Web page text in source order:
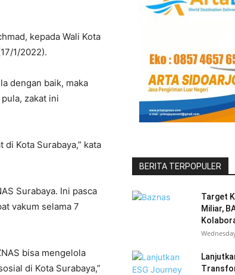
kepada Wali Kota
1/2022).
dengan baik, maka
zakat ini
Kota Surabaya,” kata
Surabaya. Ini pasca
vakum selama 7
bisa mengelola
di Kota Surabaya,”
BERITA TERPOPULER
Target
Miliar,